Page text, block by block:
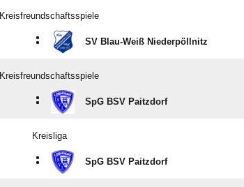
Kreisfreundschaftsspiele
: SV Blau-Weiß Niederpöllnitz
Kreisfreundschaftsspiele
: SpG BSV Paitzdorf
Kreisliga
: SpG BSV Paitzdorf